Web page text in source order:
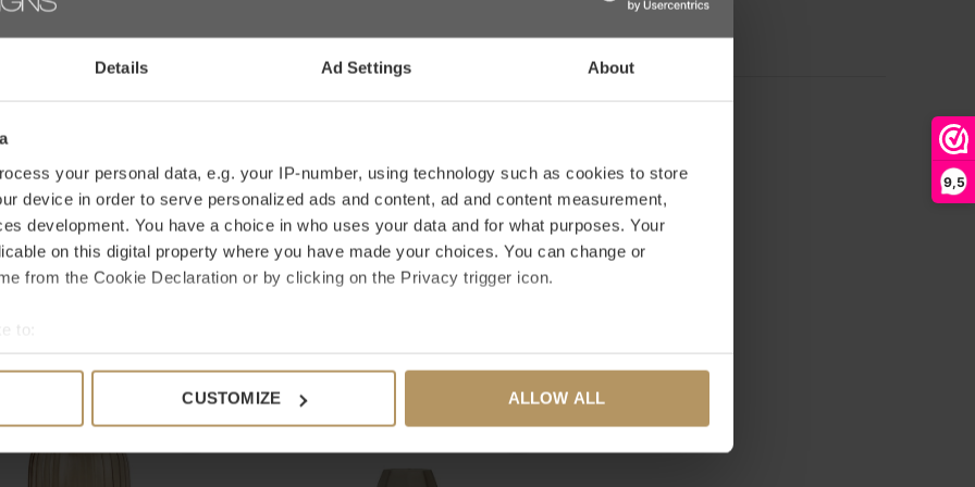
Details Ad Settings About
your personal data, e.g. your IP-number, using technology such as cookies to store
device in order to serve personalized ads and content, ad and content measurement,
development. You have a choice in who uses your data and for what purposes. Your
on this digital property where you have made your choices. You can change or
from the Cookie Declaration or by clicking on the Privacy trigger icon.
to:
your geographical location which can be accurate to within several meters
content and ads, to provide social media features and to analyse our traffic. We also share
CUSTOMIZE ALLOW ALL
9,5
der Suche nach einem bestimmten